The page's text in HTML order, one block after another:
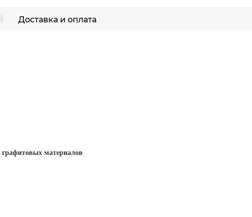
Доставка и оплата
графитовых материалов